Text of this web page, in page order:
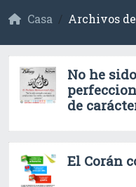
Casa Archivos
No he
de
El Corán